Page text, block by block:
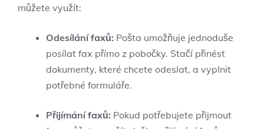
můžete využít:
Odesílání faxů: Pošta umožňuje jednoduše
posílat fax přímo z pobočky. Stačí přinést
dokumenty, které chcete odeslat, a vyplnit
potřebné formuláře.
Přijímání faxů: Pokud potřebujete přijmout